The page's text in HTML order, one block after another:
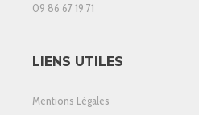
09 86 67 19 71
LIENS UTILES
Mentions Légales